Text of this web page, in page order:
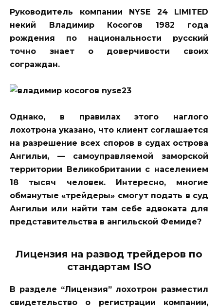
Руководитель компании NYSE 24 LIMITED
некий Владимир Косогов 1982 года
рождения по национальности русский
точно знает о доверчивости своих
сограждан.
Однако, в правилах этого наглого
лохотрона указано, что клиент соглашается
на разрешение всех споров в судах острова
Ангильи, — самоуправляемой заморской
территории Великобритании с населением
18 тысяч человек. Интересно, многие
обманутые «трейдеры» смогут подать в суд
Ангильи или найти там себе адвоката для
представительства в ангильской Фемиде?
Лицензия на развод трейдеров по
стандартам ISO
В разделе “Лицензия” лохотрон разместил
свидетельство о регистрации компании,